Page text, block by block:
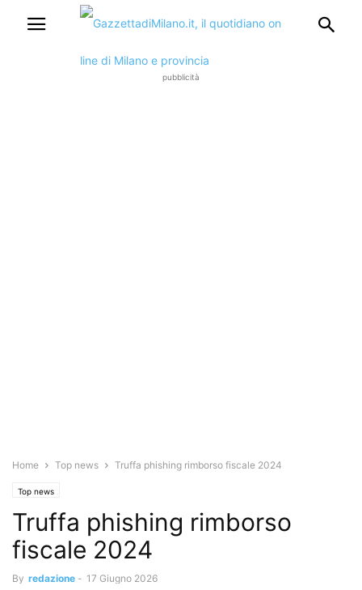
pubblicità
Home Top news Truffa phishing rimborso fiscale 2024
Top news
Truffa phishing rimborso
fiscale 2024
By redazione - 17 Giugno 2026